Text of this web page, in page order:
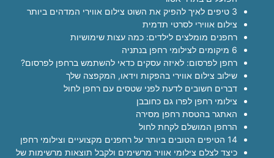
3 טיפים לאיך להפיק את השוט צילום אווירי המדהים ביותר
צילום אווירי לסרטי תדמית
רחפנים מומלצים לילדים: כמה עצות שימושיות
6 מיקומים לצילומי רחפן בנתניה
רחפן לפרסום: לאיזה עסקים כדאי להשתמש ברחפן לפרסום?
שילוב צילום אווירי בהפקות וידאו, המקפצה שלך
דברים חשובים לדעת לפני שטסים עם רחפן לחול
צילומי רחפן לפרו גם כחובבן
האתגר בהטסת רחפן מסירה
הרחפן המושלם לקחת לחול
14 הטיפים הטובים ביותר על רחפנים מקצועיים וצילומי רחפן
כיצד לצלם צילומי אוויר מרשימים ולקבל תוצאות מרשימות של